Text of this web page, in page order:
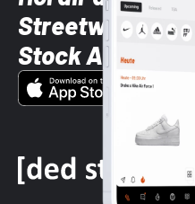
Streetwear-
Stock App